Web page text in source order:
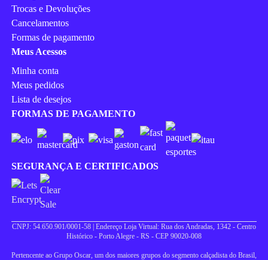
Trocas e Devoluções
Cancelamentos
Formas de pagamento
Meus Acessos
Minha conta
Meus pedidos
Lista de desejos
FORMAS DE PAGAMENTO
SEGURANÇA E CERTIFICADOS
CNPJ: 54.650.901/0001-58 | Endereço Loja Virtual: Rua dos Andradas, 1342 - Centro
Histórico - Porto Alegre - RS - CEP 90020-008
Pertencente ao Grupo Oscar, um dos maiores grupos do segmento calçadista do Brasil,